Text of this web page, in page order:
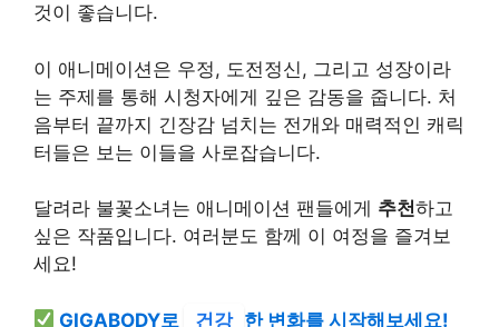
것이 좋습니다.
이 애니메이션은 우정, 도전정신, 그리고 성장이라
는 주제를 통해 시청자에게 깊은 감동을 줍니다. 처
음부터 끝까지 긴장감 넘치는 전개와 매력적인 캐릭
터들은 보는 이들을 사로잡습니다.
달려라 불꽃소녀는 애니메이션 팬들에게 추천하고
싶은 작품입니다. 여러분도 함께 이 여정을 즐겨보
세요!
GIGABODY로 건강 한 변화를 시작해보세요!